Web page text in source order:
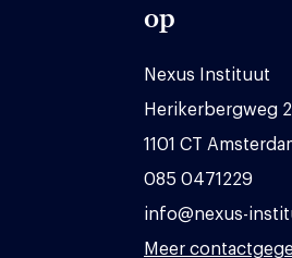
op
Nexus Instituut
Herikerbergweg
1101 CT
085 0471229
info@nexus-
Meer